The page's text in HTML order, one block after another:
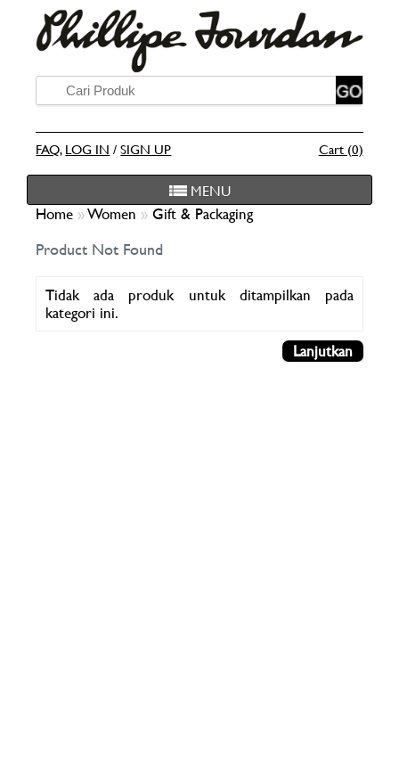
FAQ, LOG IN /SIGN UP Cart (0)
MENU
Home »Women »Gift & Packaging
Product Not Found
Tidak ada produk untuk ditampilkan pada
kategori ini.
Lanjutkan